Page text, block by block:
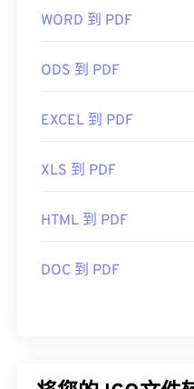
WORD 到 PDF
ODS 到 PDF
EXCEL 到 PDF
XLS 到 PDF
HTML 到 PDF
DOC 到 PDF